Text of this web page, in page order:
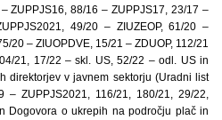
ZUPPJS16, 88/16 – ZUPPJS17, 23/17 –
49/20 – ZIUZEOP, 61/20 –
20 – ZIUOPDVE, 15/21 – ZDUOP, 112/21
21, 17/22 – skl. US, 52/22 – odl. US in
direktorjev v javnem sektorju (Uradni list
– ZUPPJS2021, 116/21, 180/21, 29/22,
Dogovora o ukrepih na področju plač in